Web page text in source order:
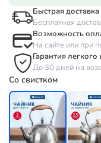
Быстрая доставка
Бесплатная
Возможность
На сайте или при
Гарантия легкого
До 30 дней на
Со свистком